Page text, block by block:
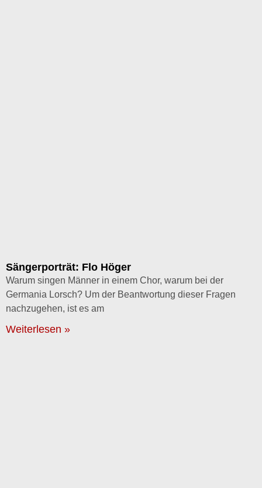
Sängerporträt: Flo Höger
Warum singen Männer in einem Chor, warum bei der
Germania Lorsch? Um der Beantwortung dieser Fragen
nachzugehen, ist es am
Weiterlesen »